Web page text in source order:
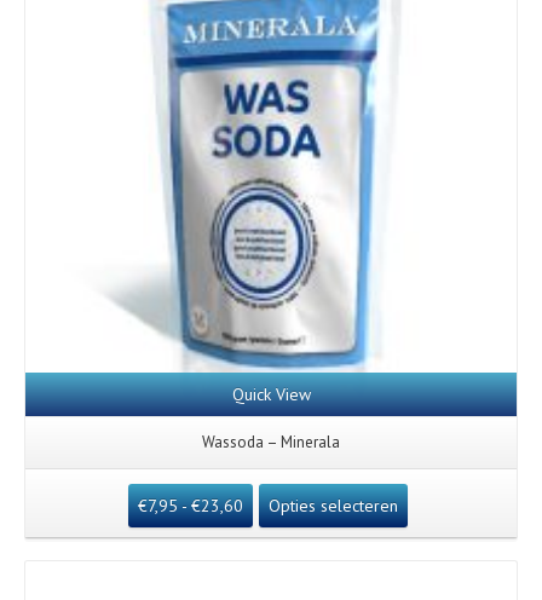
Quick View
Wassoda – Minerala
€7,95- €23,60 Opties selecteren